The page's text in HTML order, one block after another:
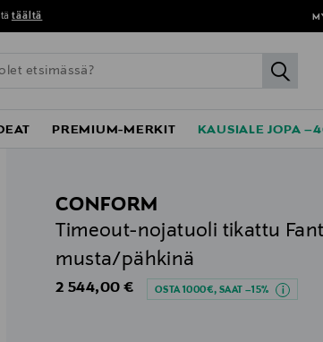
täältä
PREMIUM-MERKIT KAUSIALE JOPA
CONFORM
Timeout-nojatuoli tikattu
musta/pähkinä
Original Price
2 544,00 € OSTA 1000€, SAAT –15%